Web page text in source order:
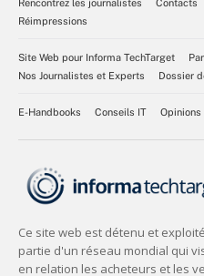
Rencontrez les journalistes
Contacts
Réimpressions
Site Web pour Informa TechTarget
Nos Journalistes et Experts
Dossier
E-Handbooks Conseils IT Opinions